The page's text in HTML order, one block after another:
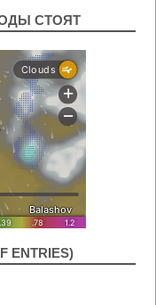
СТОЯТ
ENTRIES)